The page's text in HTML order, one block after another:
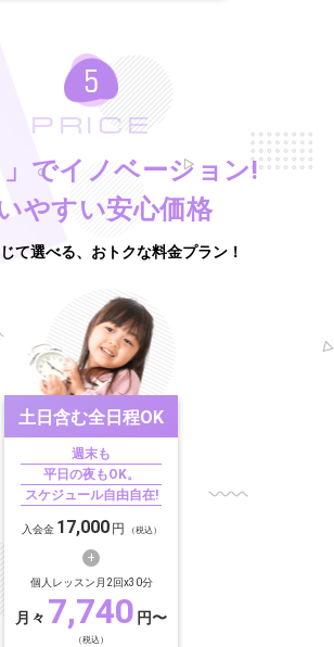
PRICE
」でイノベーション!
やすい安心価格
て選べる、おトクな料金プラン！
土日含む全日程OK
週末も
平日の夜もOK。
スケジュール自由自在!
入会金 17,000 円 （税込）
個人レッスン月2回x30分
月々 7,740 円〜
（税込）